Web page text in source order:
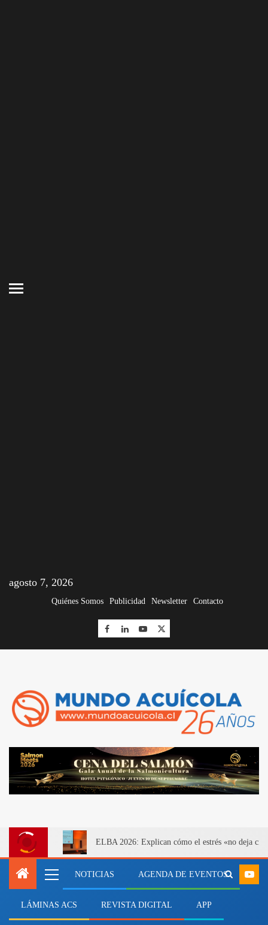
agosto 7, 2026
Quiénes Somos Publicidad Newsletter Contacto
ELBA 2026: Explican cómo el estrés «no deja
NOTICIAS AGENDA DE EVENTOS
LÁMINAS ACS REVISTA DIGITAL APP
regiones salmonicultoras